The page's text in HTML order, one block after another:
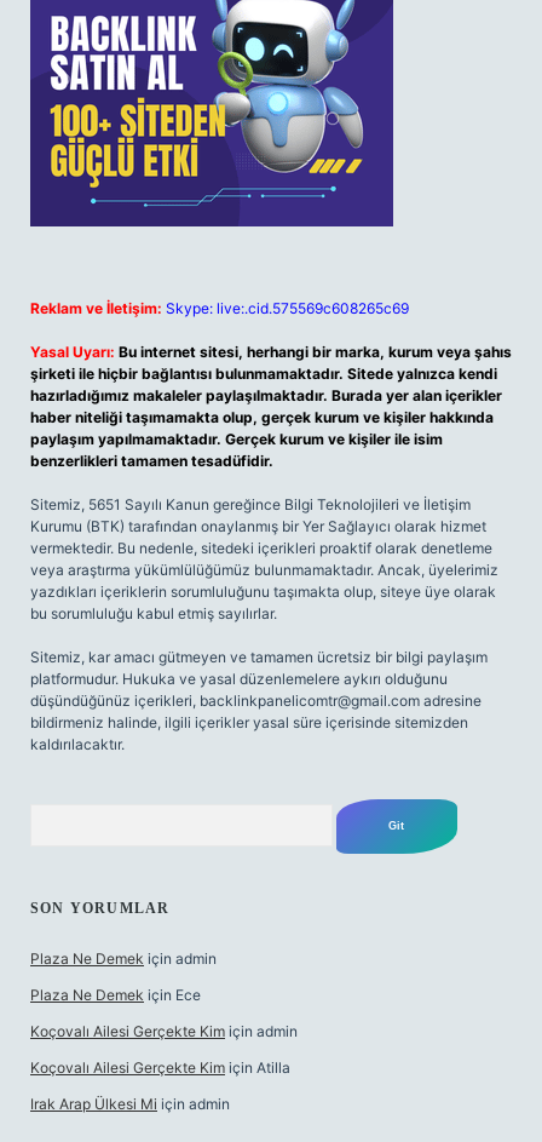
Reklam ve İletişim: Skype: live:.cid.575569c608265c69
Yasal Uyarı: Bu internet sitesi, herhangi bir marka, kurum veya şahıs
şirketi ile hiçbir bağlantısı bulunmamaktadır. Sitede yalnızca kendi
hazırladığımız makaleler paylaşılmaktadır. Burada yer alan içerikler
haber niteliği taşımamakta olup, gerçek kurum ve kişiler hakkında
paylaşım yapılmamaktadır. Gerçek kurum ve kişiler ile isim
benzerlikleri tamamen tesadüfidir.
Sitemiz, 5651 Sayılı Kanun gereğince Bilgi Teknolojileri ve İletişim
Kurumu (BTK) tarafından onaylanmış bir Yer Sağlayıcı olarak hizmet
vermektedir. Bu nedenle, sitedeki içerikleri proaktif olarak denetleme
veya araştırma yükümlülüğümüz bulunmamaktadır. Ancak, üyelerimiz
yazdıkları içeriklerin sorumluluğunu taşımakta olup, siteye üye olarak
bu sorumluluğu kabul etmiş sayılırlar.
Sitemiz, kar amacı gütmeyen ve tamamen ücretsiz bir bilgi paylaşım
platformudur. Hukuka ve yasal düzenlemelere aykırı olduğunu
düşündüğünüz içerikleri, backlinkpanelicomtr@gmail.com adresine
bildirmeniz halinde, ilgili içerikler yasal süre içerisinde sitemizden
kaldırılacaktır.
SON YORUMLAR
Plaza Ne Demek için admin
Plaza Ne Demek için Ece
Koçovalı Ailesi Gerçekte Kim için admin
Koçovalı Ailesi Gerçekte Kim için Atilla
Irak Arap Ülkesi Mi için admin